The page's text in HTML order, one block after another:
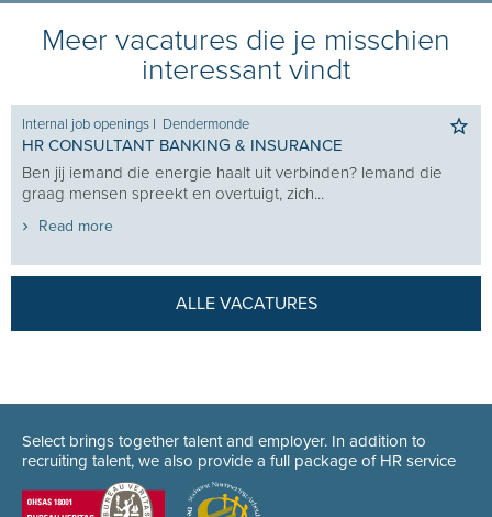
Meer vacatures die je misschien
interessant vindt
Internal job openings I Dendermonde
HR CONSULTANT BANKING & INSURANCE
Ben jij iemand die energie haalt uit verbinden? Iemand die
graag mensen spreekt en overtuigt, zich...
Read more
ALLE VACATURES
Select brings together talent and employer. In addition to
recruiting talent, we also provide a full package of HR service